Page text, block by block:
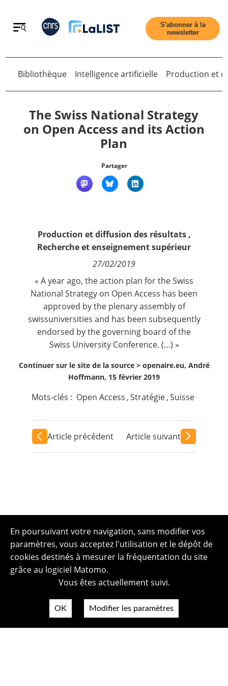
Retour
Contact
S'abonner à la
newsletter
Bibliothèque Intelligence artificielle Production et
The Swiss National Strategy
on Open Access and its Action
Plan
Partager
Production et diffusion des résultats,
Recherche et enseignement supérieur
27/02/2019
« A year ago, the action plan for the Swiss
National Strategy on Open Access has been
approved by the plenary assembly of
swissuniversities and has been subsequently
endorsed by the governing board of the
Swiss University Conference. (…) »
Continuer sur le site de la source > openaire.eu, André
Hoffmann, 15 février 2019
Mots-clés : Open Access ,Stratégie,Suisse
Article précédent Article suivant
En poursuivant votre navigation, sans modifier vos
paramètres, vous acceptez l'utilisation et le dépôt de
cookies destinés à mesurer la fréquentation du site
grâce au logiciel Matomo.
Vous êtes actuellement suivi.
OK Modifier les paramètres